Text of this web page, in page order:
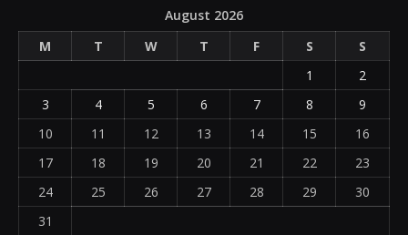
August 2026
M
T W T F S
S
1
2
3
4 5 6 7 8
9
10
11 12 13 14 15
16
17
18 19 20 21 22
23
24
25 26 27 28 29
30
31